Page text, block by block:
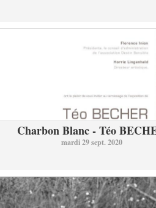
Charbon Blanc - Téo
mardi 29 sept. 2020